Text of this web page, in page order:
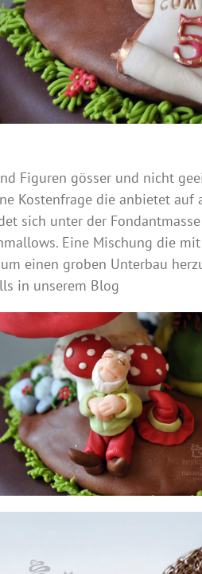
Figuren gösser und nicht
Kostenfrage die anbietet auf
sich unter der
Eine Mischung die
einen groben Unterbau
in unserem Blog